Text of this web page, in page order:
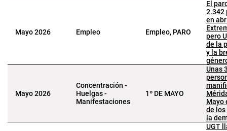
Mayo 2026 Empleo Empleo, PARO
El
2.342
en
pero
de la
y la
Mayo 2026
Concentración -
Huelgas -
Manifestaciones
1º DE MAYO
Unas
Mayo
de los
la
UGT